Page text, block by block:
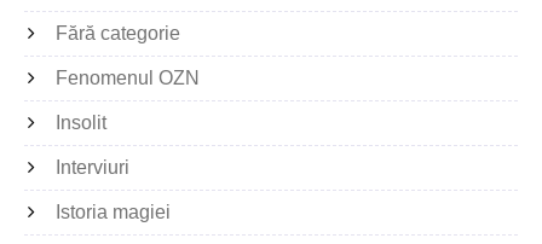
Fără categorie
Fenomenul OZN
Insolit
Interviuri
Istoria magiei